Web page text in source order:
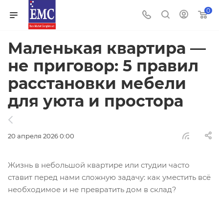
0
Маленькая квартира —
не приговор: 5 правил
расстановки мебели
для уюта и простора
20 апреля 2026 0:00
Жизнь в небольшой квартире или студии часто
ставит перед нами сложную задачу: как уместить всё
необходимое и не превратить дом в склад?